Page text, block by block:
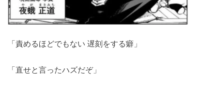
「責めるほどでもない 遅刻をする癖」
「直せと言ったハズだぞ」